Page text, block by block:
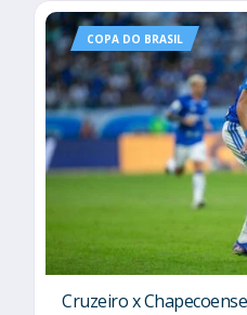
COPA DO BRASIL
Cruzeiro x